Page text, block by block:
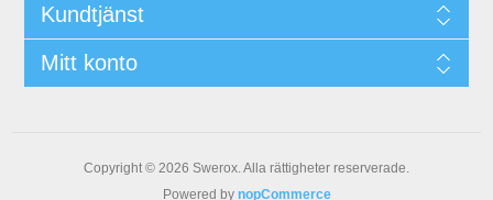
Kundtjänst
Mitt konto
Copyright © 2026 Swerox. Alla rättigheter reserverade.
Powered by nopCommerce